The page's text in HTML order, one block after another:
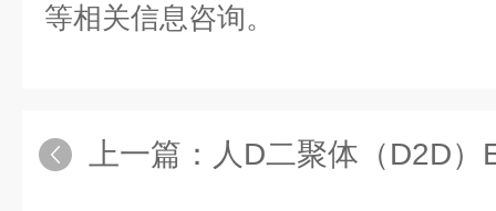
等相关信息咨询。
上一篇： 人D二聚体（D2D